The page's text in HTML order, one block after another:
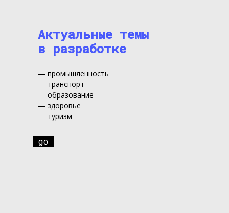
— промышленность
— транспорт
— образование
— здоровье
— туризм
go
Актуальные темы
в разработке